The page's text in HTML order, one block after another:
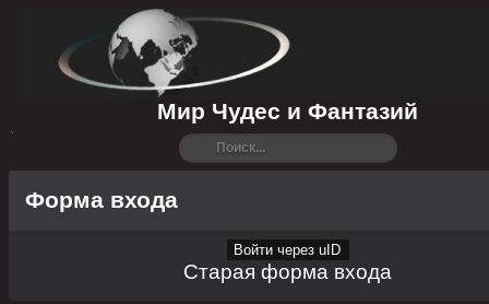
Мир Чудес и Фантазий
Форма входа
Войти через uID
Старая форма входа